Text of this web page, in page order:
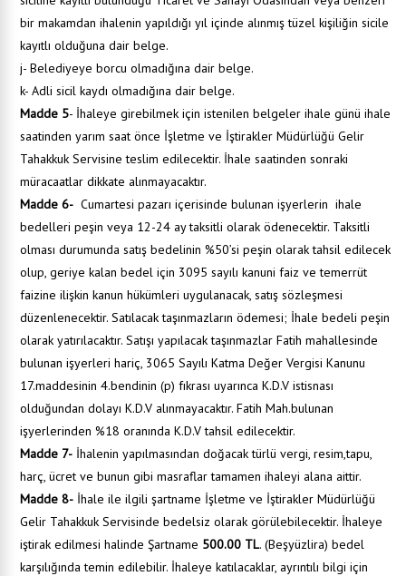
bir makamdan ihalenin yapıldığı yıl içinde alınmış tüzel kişiliğin sicile
kayıtlı olduğuna dair belge.
j- Belediyeye borcu olmadığına dair belge.
k- Adli sicil kaydı olmadığına dair belge.
Madde 5- İhaleye girebilmek için istenilen belgeler ihale günü ihale
saatinden yarım saat önce İşletme ve İştirakler Müdürlüğü Gelir
Tahakkuk Servisine teslim edilecektir. İhale saatinden sonraki
müracaatlar dikkate alınmayacaktır.
Madde 6- Cumartesi pazarı içerisinde bulunan işyerlerin ihale
bedelleri peşin veya 12-24 ay taksitli olarak ödenecektir. Taksitli
olması durumunda satış bedelinin %50’si peşin olarak tahsil edilecek
olup, geriye kalan bedel için 3095 sayılı kanuni faiz ve temerrüt
faizine ilişkin kanun hükümleri uygulanacak, satış sözleşmesi
düzenlenecektir. Satılacak taşınmazların ödemesi; İhale bedeli peşin
olarak yatırılacaktır. Satışı yapılacak taşınmazlar Fatih mahallesinde
bulunan işyerleri hariç, 3065 Sayılı Katma Değer Vergisi Kanunu
17.maddesinin 4.bendinin (p) fıkrası uyarınca K.D.V istisnası
olduğundan dolayı K.D.V alınmayacaktır. Fatih Mah.bulunan
işyerlerinden %18 oranında K.D.V tahsil edilecektir.
Madde 7- İhalenin yapılmasından doğacak türlü vergi, resim,tapu,
harç, ücret ve bunun gibi masraflar tamamen ihaleyi alana aittir.
Madde 8- İhale ile ilgili şartname İşletme ve İştirakler Müdürlüğü
Gelir Tahakkuk Servisinde bedelsiz olarak görülebilecektir. İhaleye
iştirak edilmesi halinde Şartname 500.00 TL. (Beşyüzlira) bedel
karşılığında temin edilebilir. İhaleye katılacaklar, ayrıntılı bilgi için